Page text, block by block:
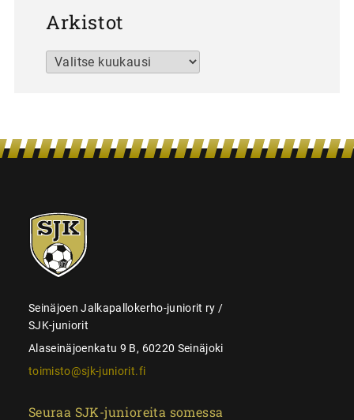
Arkistot
Arkistot
SJK-
juniorit
Seinäjoen Jalkapallokerho-juniorit ry /
SJK-juniorit
Alaseinäjoenkatu 9 B, 60220 Seinäjoki
toimisto@sjk-juniorit.fi
Seuraa SJK-junioreita somessa